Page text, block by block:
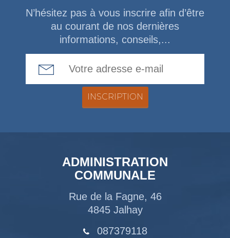
N’hésitez pas à vous inscrire afin d’être
au courant de nos dernières
informations, conseils,...
ADMINISTRATION
COMMUNALE
Rue de la Fagne, 46
4845 Jalhay
087379118